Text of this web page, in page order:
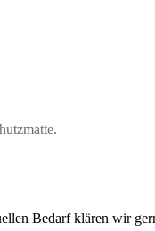
Bedarf klären wir